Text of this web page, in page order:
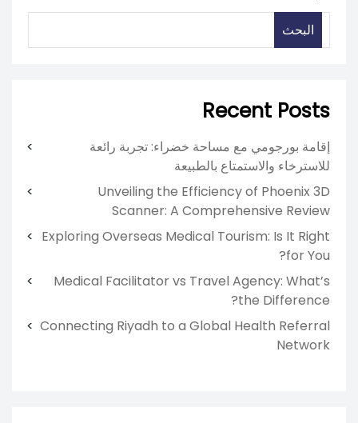
البحث
Recent Posts
إقامة بورجومي مع مساحة خضراء: تجربة رائعة
للاسترخاء والاستمتاع بالطبيعة
Unveiling the Efficiency of Phoenix 3D
Scanner: A Comprehensive Review
Exploring Overseas Medical Tourism: Is It Right
for You?
Medical Facilitator vs Travel Agency: What’s
the Difference?
Connecting Riyadh to a Global Health Referral
Network